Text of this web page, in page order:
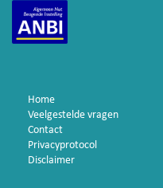
Home
Veelgestelde vragen
Contact
Privacyprotocol
Disclaimer